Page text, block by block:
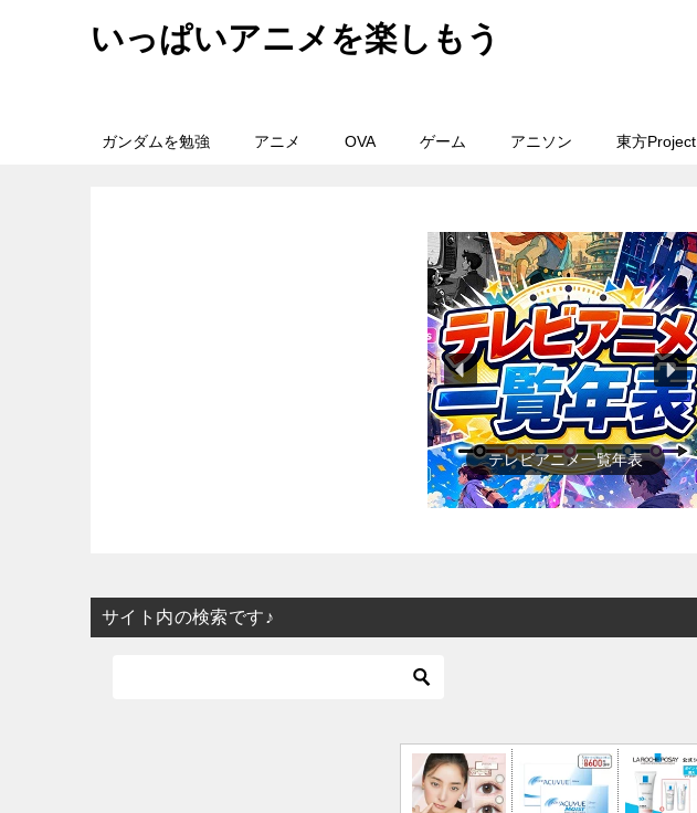
いっぱいアニメを楽しもう
ガンダムを勉強 アニメ OVA ゲーム アニソン 東方Project
ゲーム一覧年表
サイト内の検索です♪